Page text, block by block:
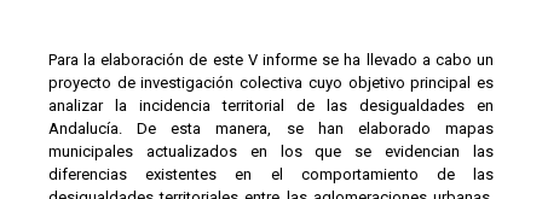
Para la elaboración de este V informe se ha llevado a cabo un
proyecto de investigación colectiva cuyo objetivo principal es
analizar la incidencia territorial de las desigualdades en
Andalucía. De esta manera, se han elaborado mapas
municipales actualizados en los que se evidencian las
diferencias existentes en el comportamiento de las